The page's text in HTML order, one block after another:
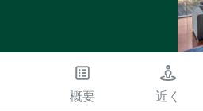
概要 近く